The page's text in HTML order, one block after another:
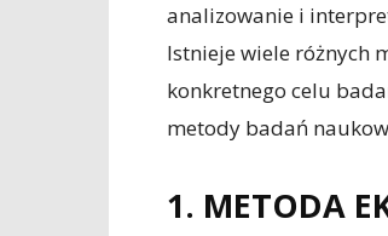
analizowanie i
Istnieje wiele różnych
konkretnego celu
metody badań
1. METODA